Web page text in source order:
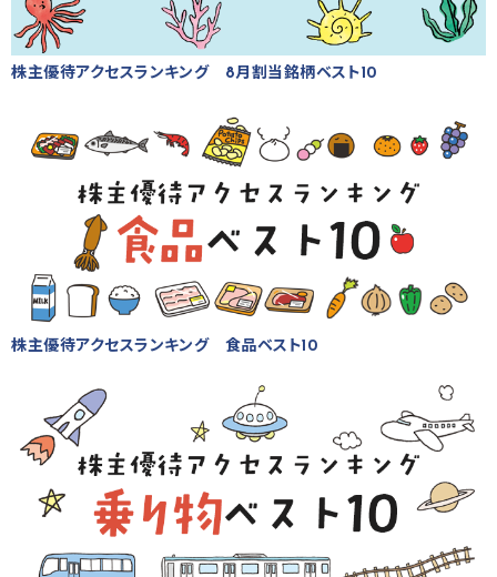
株主優待アクセスランキング 8月割当銘柄ベスト10
株主優待アクセスランキング 食品ベスト10